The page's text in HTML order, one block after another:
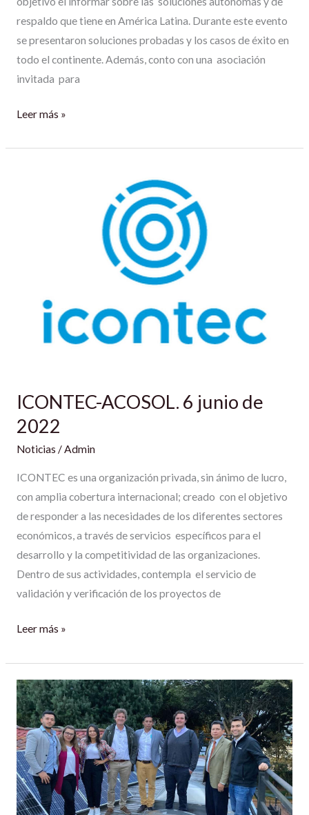
respaldo que tiene en América Latina. Durante este evento
se presentaron soluciones probadas y los casos de éxito en
todo el continente. Además, conto con una asociación
invitada para
Leer más »
ICONTEC-ACOSOL. 6 junio de
2022
Noticias /Admin
ICONTEC es una organización privada, sin ánimo de lucro,
con amplia cobertura internacional; creado con el objetivo
de responder a las necesidades de los diferentes sectores
económicos, a través de servicios específicos para el
desarrollo y la competitividad de las organizaciones.
Dentro de sus actividades, contempla el servicio de
validación y verificación de los proyectos de
Leer más »
PRIMERA
ASAMBLEA
ORDINARIA
DE
LA
ASOCIACION
COLOMBIANA